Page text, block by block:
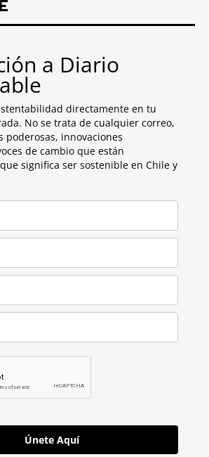
a Diario
directamente en tu
No se trata de cualquier correo,
poderosas, innovaciones
de cambio que están
significa ser sostenible en Chile y
Únete Aquí